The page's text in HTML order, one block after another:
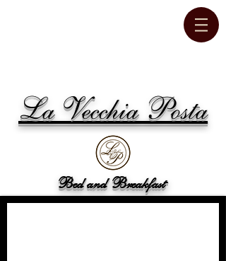
La Vecchia Posta
Bed and Breakfast